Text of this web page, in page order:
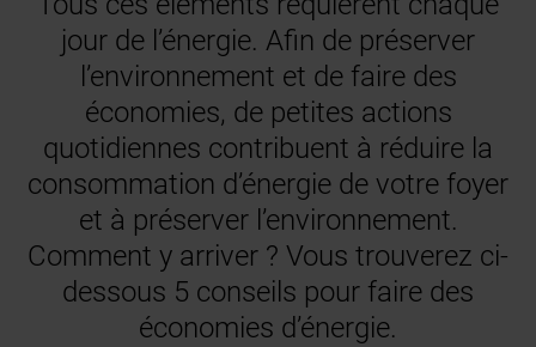
jour de l’énergie. Afin de préserver
l’environnement et de faire des
économies, de petites actions
quotidiennes contribuent à réduire la
consommation d’énergie de votre foyer
et à préserver l’environnement.
Comment y arriver ? Vous trouverez ci-
dessous 5 conseils pour faire des
économies d’énergie.